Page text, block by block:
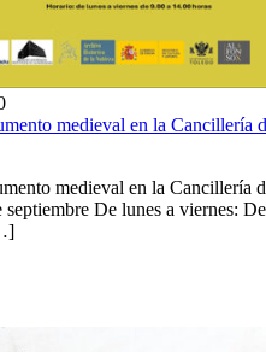
medieval en la Cancillería
medieval en la Cancillería
De lunes a viernes: De